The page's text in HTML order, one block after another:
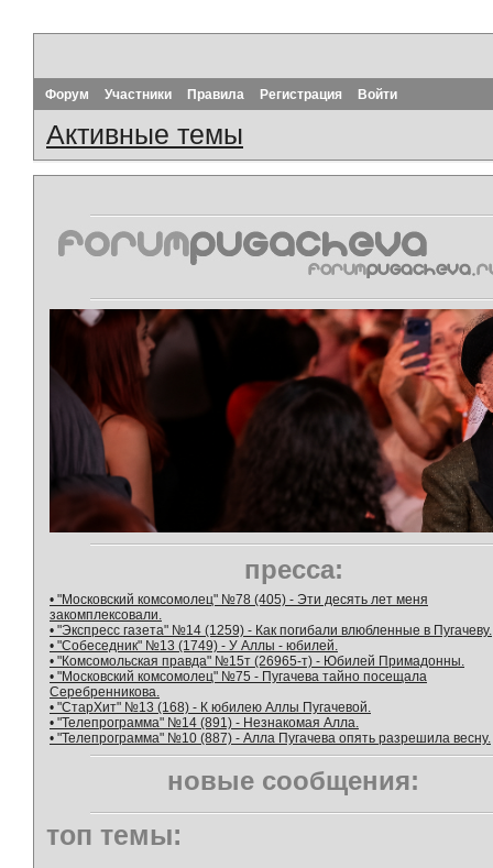
Форум Участники Правила Регистрация Войти
Активные темы
пресса:
• "Московский комсомолец" №78 (405) - Эти десять лет меня
закомплексовали.
• "Экспресс газета" №14 (1259) - Как погибали влюбленные в Пугачеву.
• "Собеседник" №13 (1749) - У Аллы - юбилей.
• "Комсомольская правда" №15т (26965-т) - Юбилей Примадонны.
• "Московский комсомолец" №75 - Пугачева тайно посещала
Серебренникова.
• "СтарХит" №13 (168) - К юбилею Аллы Пугачевой.
• "Телепрограмма" №14 (891) - Незнакомая Алла.
• "Телепрограмма" №10 (887) - Алла Пугачева опять разрешила весну.
новые сообщения:
топ темы: